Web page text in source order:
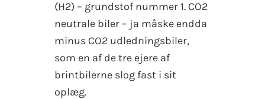
(H2) – grundstof nummer 1. CO2
neutrale biler – ja måske endda
minus CO2 udledningsbiler,
som en af de tre ejere af
brintbilerne slog fast i sit
oplæg.